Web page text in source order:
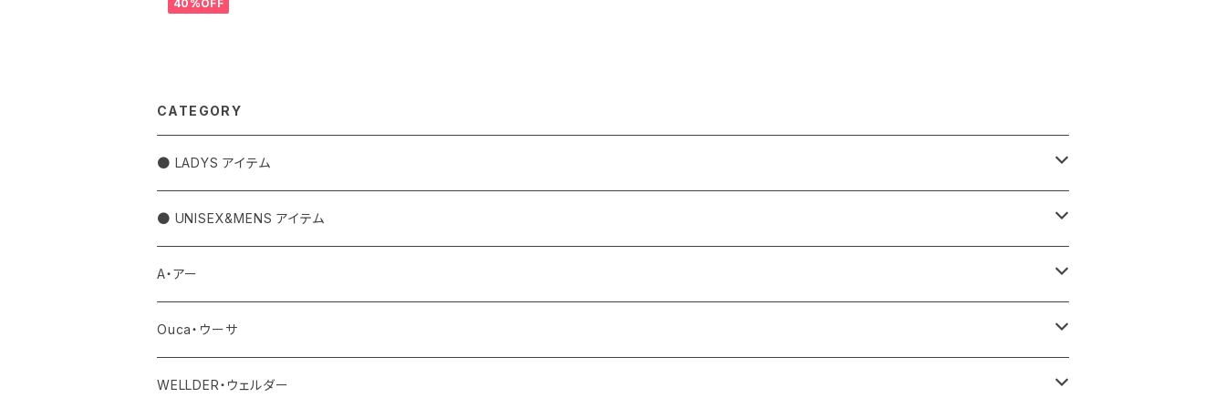
40%OFF
CATEGORY
● LADYS アイテム
アウター
トップス
カットソー
シャツ
ボトム
デニム
ワンピース・サロペット
● UNISEX&MENS アイテム
アウター
トップス
ボトム
A・アー
バッグ
その他
Ouca・ウーサ
アクセサリー
WELLDER・ウェルダー